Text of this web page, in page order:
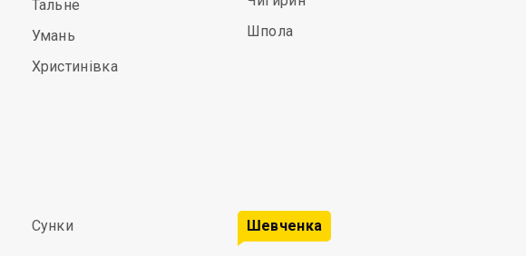
Тальне
Умань
Христинівка
Шпола
Сунки Шевченка